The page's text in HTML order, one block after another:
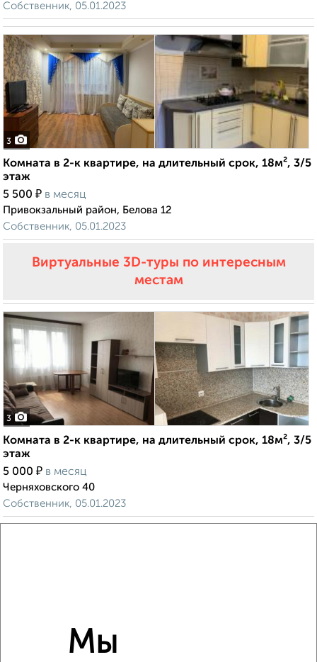
Собственник, 05.01.2023
3
Комната в 2-к квартире, на длительный срок, 18м², 3/5
этаж
5 500 ₽ в месяц
Привокзальный район, Белова 12
Собственник, 05.01.2023
Виртуальные 3D-туры по интересным
местам
3
Комната в 2-к квартире, на длительный срок, 18м², 3/5
этаж
5 000 ₽ в месяц
Черняховского 40
Собственник, 05.01.2023
Комната в 2-к квартире, на длительный срок, 18м², 2/5
Мы